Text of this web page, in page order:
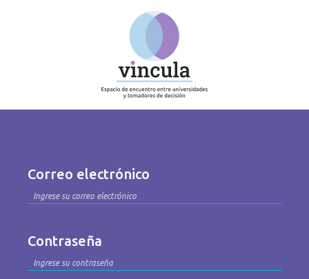
Correo electrónico
Contraseña